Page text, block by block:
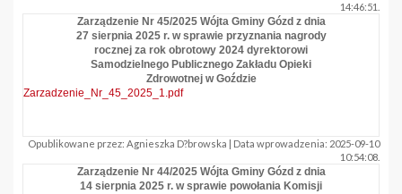
14:46:51.
Zarządzenie Nr 45/2025 Wójta Gminy Gózd z dnia
27 sierpnia 2025 r. w sprawie przyznania nagrody
rocznej za rok obrotowy 2024 dyrektorowi
Samodzielnego Publicznego Zakładu Opieki
Zdrowotnej w Goździe
Zarzadzenie_Nr_45_2025_1.pdf
Opublikowane przez: Agnieszka D?browska | Data wprowadzenia: 2025-09-10
10:54:08.
Zarządzenie Nr 44/2025 Wójta Gminy Gózd z dnia
14 sierpnia 2025 r. w sprawie powołania Komisji